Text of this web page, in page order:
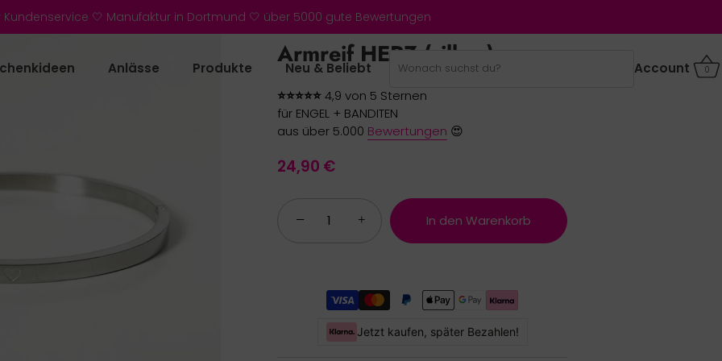
Kundenservice 🤍 Manufaktur in Dortmund 🤍 über 5000 gute Bewertungen
Anlässe Produkte Neu & Beliebt Account 0
Armreif HERZ (silber)
⭐⭐⭐⭐⭐ 4,9 von 5 Sternen
für ENGEL + BANDITEN
aus über 5.000 Bewertungen 😍
24,90 €
− + In den Warenkorb
Jetzt kaufen, später Bezahlen!